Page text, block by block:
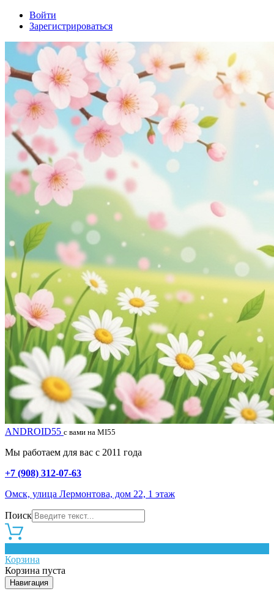
Войти
Зарегистрироваться
ANDROID55 с вами на MI55
Мы работаем для вас с 2011 года
+7 (908) 312-07-63
Омск, улица Лермонтова, дом 22, 1 этаж
Поиск
Корзина
Корзина пуста
Навигация